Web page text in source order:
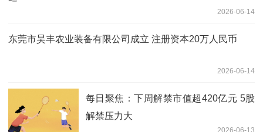
2026-06-14
东莞市昊丰农业装备有限公司成立 注册资本20万人民币
2026-06-14
每日聚焦：下周解禁市值超420亿元 5股
解禁压力大
2026-06-13